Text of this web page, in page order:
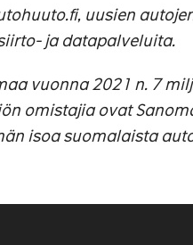
uusien
ja datapalveluita.
vuonna 2021 n. 7
omistajia ovat
isoa suomalaista